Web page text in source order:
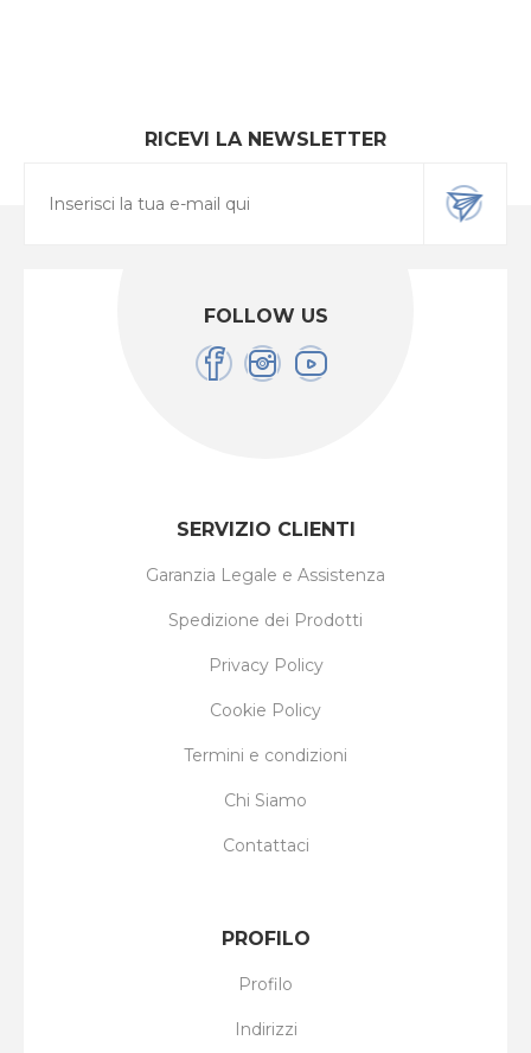
RICEVI LA NEWSLETTER
FOLLOW US
SERVIZIO CLIENTI
Garanzia Legale e Assistenza
Spedizione dei Prodotti
Privacy Policy
Cookie Policy
Termini e condizioni
Chi Siamo
Contattaci
PROFILO
Profilo
Indirizzi